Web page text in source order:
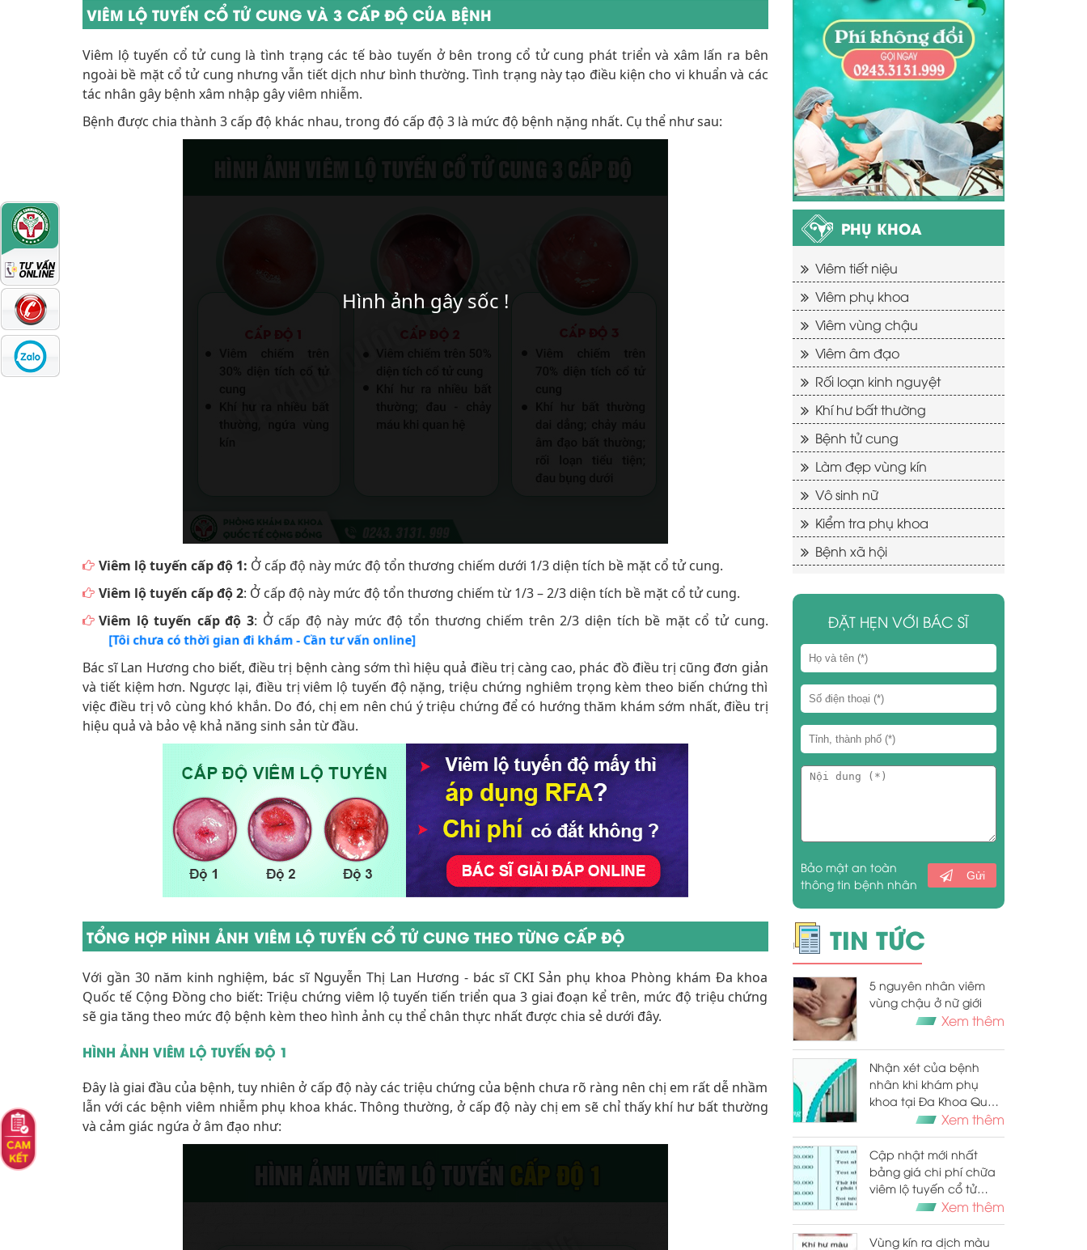
VIÊM LỘ TUYẾN CỔ TỬ CUNG VÀ 3 CẤP ĐỘ CỦA BỆNH
Viêm lộ tuyến cổ tử cung là tình trạng các tế bào tuyến ở bên trong cổ tử cung phát triển và xâm lấn ra bên
ngoài bề mặt cổ tử cung nhưng vẫn tiết dịch như bình thường. Tình trạng này tạo điều kiện cho vi khuẩn và các
tác nhân gây bệnh xâm nhập gây viêm nhiễm.
Bệnh được chia thành 3 cấp độ khác nhau, trong đó cấp độ 3 là mức độ bệnh nặng nhất. Cụ thể như sau:
Viêm lộ tuyến cấp độ 1: Ở cấp độ này mức độ tổn thương chiếm dưới 1/3 diện tích bề mặt cổ tử cung.
Viêm lộ tuyến cấp độ 2: Ở cấp độ này mức độ tổn thương chiếm từ 1/3 – 2/3 diện tích bề mặt cổ tử cung.
Viêm lộ tuyến cấp độ 3: Ở cấp độ này mức độ tổn thương chiếm trên 2/3 diện tích bề mặt cổ tử cung.
[Tôi chưa có thời gian đi khám - Cần tư vấn online]
Bác sĩ Lan Hương cho biết, điều trị bệnh càng sớm thì hiệu quả điều trị càng cao, phác đồ điều trị cũng đơn giản
và tiết kiệm hơn. Ngược lại, điều trị viêm lộ tuyến độ nặng, triệu chứng nghiêm trọng kèm theo biến chứng thì
việc điều trị vô cùng khó khắn. Do đó, chị em nên chú ý triệu chứng để có hướng thăm khám sớm nhất, điều trị
hiệu quả và bảo vệ khả năng sinh sản từ đầu.
TỔNG HỢP HÌNH ẢNH VIÊM LỘ TUYẾN CỔ TỬ CUNG THEO TỪNG CẤP ĐỘ
Với gần 30 năm kinh nghiệm, bác sĩ Nguyễn Thị Lan Hương - bác sĩ CKI Sản phụ khoa Phòng khám Đa khoa
Quốc tế Cộng Đồng cho biết: Triệu chứng viêm lộ tuyến tiến triển qua 3 giai đoạn kể trên, mức độ triệu chứng
sẽ gia tăng theo mức độ bệnh kèm theo hình ảnh cụ thể chân thực nhất được chia sẻ dưới đây.
HÌNH ẢNH VIÊM LỘ TUYẾN ĐỘ 1
Đây là giai đầu của bệnh, tuy nhiên ở cấp độ này các triệu chứng của bệnh chưa rõ ràng nên chị em rất dễ nhầm
lẫn với các bệnh viêm nhiễm phụ khoa khác. Thông thường, ở cấp độ này chị em sẽ chỉ thấy khí hư bất thường
và cảm giác ngứa ở âm đạo như:
PHỤ KHOA
Viêm tiết niệu
Viêm phụ khoa
Viêm vùng chậu
Viêm âm đạo
Rối loạn kinh nguyệt
Khí hư bất thường
Bệnh tử cung
Làm đẹp vùng kín
Vô sinh nữ
Kiểm tra phụ khoa
Bệnh xã hội
ĐẶT HẸN VỚI BÁC SĨ
Bảo mật an toàn
thông tin bệnh nhân
Gửi
TIN TỨC
5 nguyên nhân viêm
vùng chậu ở nữ giới
Xem thêm
Nhận xét của bệnh
nhân khi khám phụ
khoa tại Đa Khoa Quốc
Tế Cộng ĐồngXem thêm
Cập nhật mới nhất
bảng giá chi phí chữa
viêm lộ tuyến cổ tử
cung năm 2025Xem thêm
Vùng kín ra dịch màu